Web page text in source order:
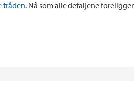
tråden. Nå som alle detaljene foreligger